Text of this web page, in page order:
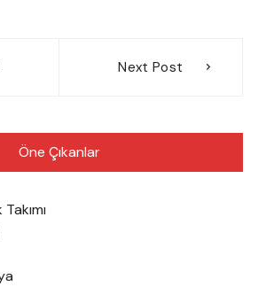
Next Post
Öne Çıkanlar